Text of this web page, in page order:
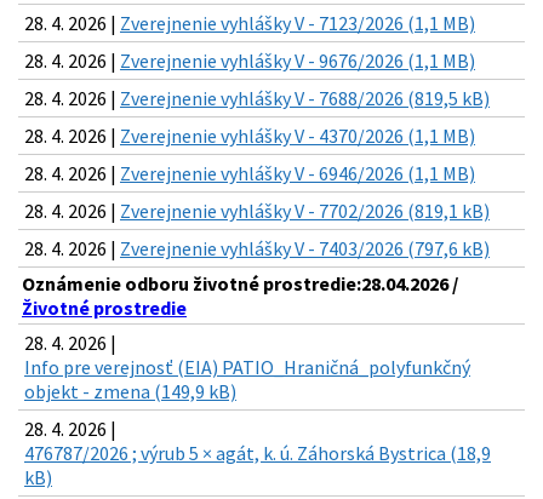
28. 4. 2026 | Zverejnenie vyhlášky V - 7123/2026 (1,1 MB)
28. 4. 2026 | Zverejnenie vyhlášky V - 9676/2026 (1,1 MB)
28. 4. 2026 | Zverejnenie vyhlášky V - 7688/2026 (819,5 kB)
28. 4. 2026 | Zverejnenie vyhlášky V - 4370/2026 (1,1 MB)
28. 4. 2026 | Zverejnenie vyhlášky V - 6946/2026 (1,1 MB)
28. 4. 2026 | Zverejnenie vyhlášky V - 7702/2026 (819,1 kB)
28. 4. 2026 | Zverejnenie vyhlášky V - 7403/2026 (797,6 kB)
Oznámenie odboru životné prostredie:28.04.2026 /
Životné prostredie
28. 4. 2026 |
Info pre verejnosť (EIA) PATIO_Hraničná_polyfunkčný
objekt - zmena (149,9 kB)
28. 4. 2026 |
476787/2026 ; výrub 5 × agát, k. ú. Záhorská Bystrica (18,9
kB)